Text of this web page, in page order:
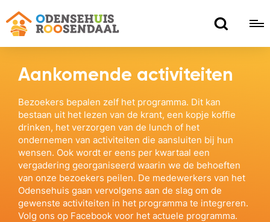
Aankomende activiteiten
Bezoekers bepalen zelf het programma. Dit kan
bestaan uit het lezen van de krant, een kopje koffie
drinken, het verzorgen van de lunch of het
ondernemen van activiteiten die aansluiten bij hun
wensen. Ook wordt er eens per kwartaal een
vergadering georganiseerd waarin we de behoeften
van onze bezoekers peilen. De medewerkers van het
Odensehuis gaan vervolgens aan de slag om de
gewenste activiteiten in het programma te integreren.
Volg ons op Facebook voor het actuele programma.